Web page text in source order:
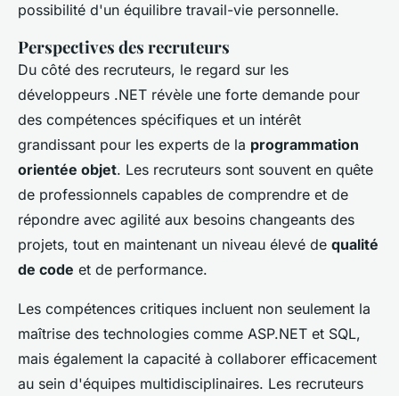
possibilité d'un équilibre travail-vie personnelle.
Perspectives des recruteurs
Du côté des recruteurs, le regard sur les
développeurs .NET révèle une forte demande pour
des compétences spécifiques et un intérêt
grandissant pour les experts de la programmation
orientée objet. Les recruteurs sont souvent en quête
de professionnels capables de comprendre et de
répondre avec agilité aux besoins changeants des
projets, tout en maintenant un niveau élevé de qualité
de code et de performance.
Les compétences critiques incluent non seulement la
maîtrise des technologies comme ASP.NET et SQL,
mais également la capacité à collaborer efficacement
au sein d'équipes multidisciplinaires. Les recruteurs